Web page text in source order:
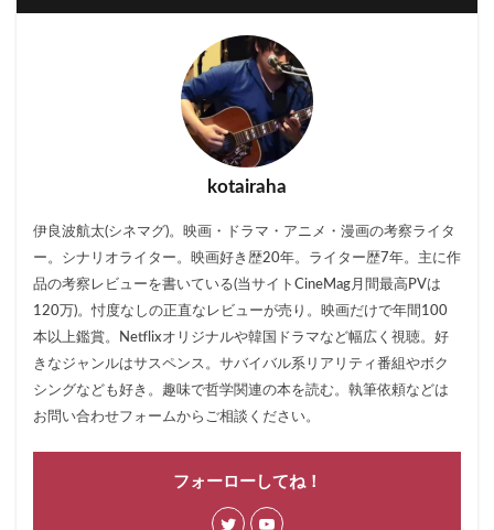
kotairaha
伊良波航太(シネマグ)。映画・ドラマ・アニメ・漫画の考察ライタ
ー。シナリオライター。映画好き歴20年。ライター歴7年。主に作
品の考察レビューを書いている(当サイトCineMag月間最高PVは
120万)。忖度なしの正直なレビューが売り。映画だけで年間100
本以上鑑賞。Netflixオリジナルや韓国ドラマなど幅広く視聴。好
きなジャンルはサスペンス。サバイバル系リアリティ番組やボク
シングなども好き。趣味で哲学関連の本を読む。執筆依頼などは
お問い合わせフォームからご相談ください。
フォーローしてね！